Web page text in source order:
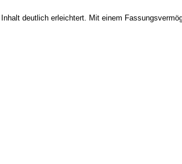
deutlich erleichtert. Mit einem